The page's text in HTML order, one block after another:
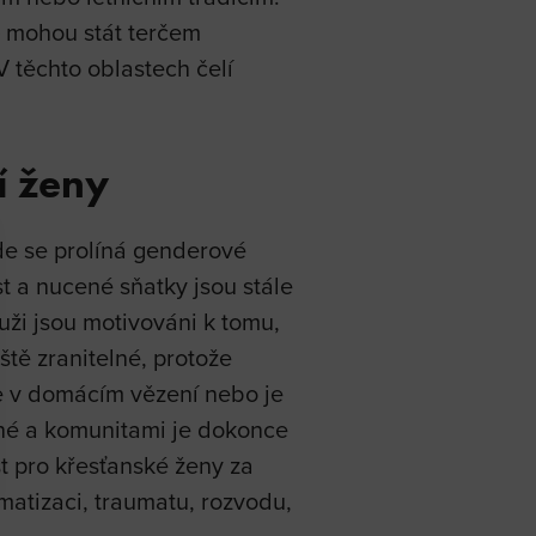
stát terčem
těchto oblastech čelí
ženy
se prolíná genderové
a nucené sňatky jsou stále
jsou motivováni k tomu,
zranitelné, protože
domácím vězení nebo je
a komunitami je dokonce
křesťanské ženy za
traumatu, rozvodu,